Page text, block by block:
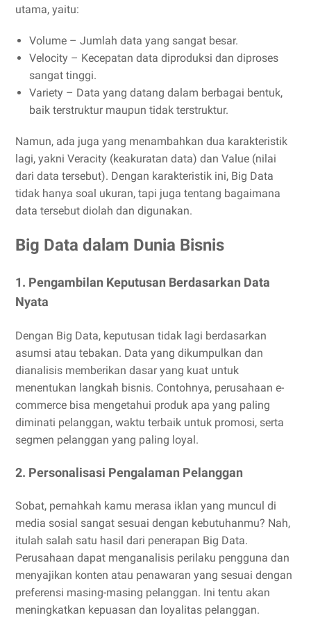
utama, yaitu:
Volume – Jumlah data yang sangat besar.
Velocity – Kecepatan data diproduksi dan diproses
sangat tinggi.
Variety – Data yang datang dalam berbagai bentuk,
baik terstruktur maupun tidak terstruktur.
Namun, ada juga yang menambahkan dua karakteristik
lagi, yakni Veracity (keakuratan data) dan Value (nilai
dari data tersebut). Dengan karakteristik ini, Big Data
tidak hanya soal ukuran, tapi juga tentang bagaimana
data tersebut diolah dan digunakan.
Big Data dalam Dunia Bisnis
1. Pengambilan Keputusan Berdasarkan Data
Nyata
Dengan Big Data, keputusan tidak lagi berdasarkan
asumsi atau tebakan. Data yang dikumpulkan dan
dianalisis memberikan dasar yang kuat untuk
menentukan langkah bisnis. Contohnya, perusahaan e-
commerce bisa mengetahui produk apa yang paling
diminati pelanggan, waktu terbaik untuk promosi, serta
segmen pelanggan yang paling loyal.
2. Personalisasi Pengalaman Pelanggan
Sobat, pernahkah kamu merasa iklan yang muncul di
media sosial sangat sesuai dengan kebutuhanmu? Nah,
itulah salah satu hasil dari penerapan Big Data.
Perusahaan dapat menganalisis perilaku pengguna dan
menyajikan konten atau penawaran yang sesuai dengan
preferensi masing-masing pelanggan. Ini tentu akan
meningkatkan kepuasan dan loyalitas pelanggan.